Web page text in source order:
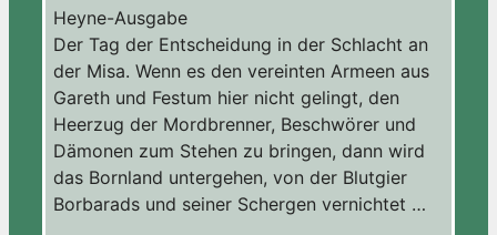
Heyne-Ausgabe
Der Tag der Entscheidung in der Schlacht an
der Misa. Wenn es den vereinten Armeen aus
Gareth und Festum hier nicht gelingt, den
Heerzug der Mordbrenner, Beschwörer und
Dämonen zum Stehen zu bringen, dann wird
das Bornland untergehen, von der Blutgier
Borbarads und seiner Schergen vernichtet …